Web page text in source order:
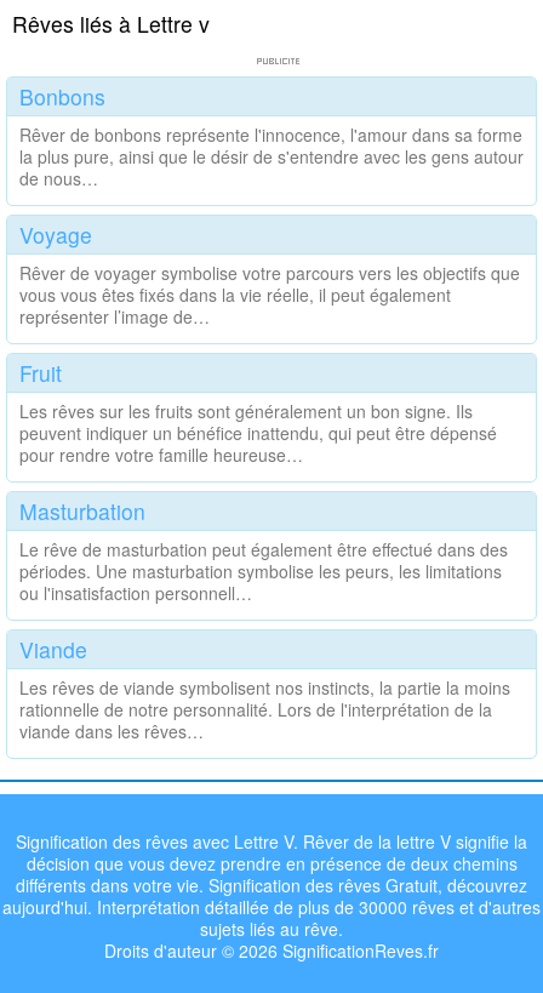
Rêves liés à Lettre v
Bonbons
Rêver de bonbons représente l'innocence, l'amour dans sa forme
la plus pure, ainsi que le désir de s'entendre avec les gens autour
de nous…
Voyage
Rêver de voyager symbolise votre parcours vers les objectifs que
vous vous êtes fixés dans la vie réelle, il peut également
représenter l’image de…
Fruit
Les rêves sur les fruits sont généralement un bon signe. Ils
peuvent indiquer un bénéfice inattendu, qui peut être dépensé
pour rendre votre famille heureuse…
Masturbation
Le rêve de masturbation peut également être effectué dans des
périodes. Une masturbation symbolise les peurs, les limitations
ou l'insatisfaction personnell…
Viande
Les rêves de viande symbolisent nos instincts, la partie la moins
rationnelle de notre personnalité. Lors de l'interprétation de la
viande dans les rêves…
Signification des rêves avec Lettre V. Rêver de la lettre V signifie la
décision que vous devez prendre en présence de deux chemins
différents dans votre vie. Signification des rêves Gratuit, découvrez
aujourd'hui. Interprétation détaillée de plus de 30000 rêves et d'autres
sujets liés au rêve.
Droits d'auteur © 2026 SignificationReves.fr